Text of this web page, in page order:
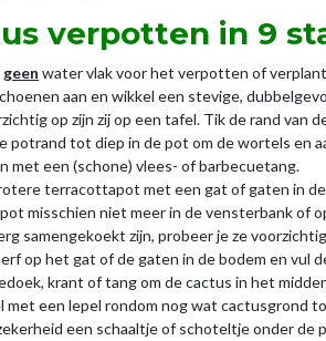
verpotten in 9
geen water vlak voor het verpotten of
aan en wikkel een stevige,
op zijn zij op een tafel. Tik de rand van
potrand tot diep in de pot om de wortels en
met een (schone) vlees- of barbecuetang.
terracottapot met een gat of gaten in
misschien niet meer in de vensterbank of
samengekoekt zijn, probeer je ze
op het gat of de gaten in de bodem en vul
krant of tang om de cactus in het
met een lepel rondom nog wat cactusgrond
een schaaltje of schoteltje onder